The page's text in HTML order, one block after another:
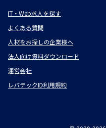
IT・Web求人を探す
よくある質問
人材をお探しの企業様へ
法人向け資料ダウンロード
運営会社
レバテックID利用規約